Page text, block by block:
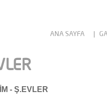
ANA SAYFA |
- Ş.EVLER